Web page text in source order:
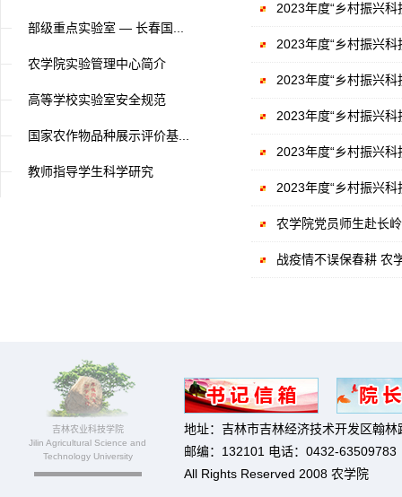
部级重点实验室 — 长春国...
农学院实验管理中心简介
高等学校实验室安全规范
国家农作物品种展示评价基...
教师指导学生科学研究
2023年度“乡村振兴
2023年度“乡村振兴
2023年度“乡村振兴
2023年度“乡村振兴
2023年度“乡村振兴
2023年度“乡村振兴
农学院党员师生赴长
战疫情不误保春耕 农
吉林农业科技学院
Jilin Agricultural Science and
Technology University
地址：吉林市吉林经济技术开发区翰林
邮编：132101 电话：0432-63509783
All Rights Reserved 2008 农学院